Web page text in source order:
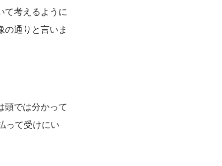
て考えるように
通りと言いま
頭では分かって
って受けにい